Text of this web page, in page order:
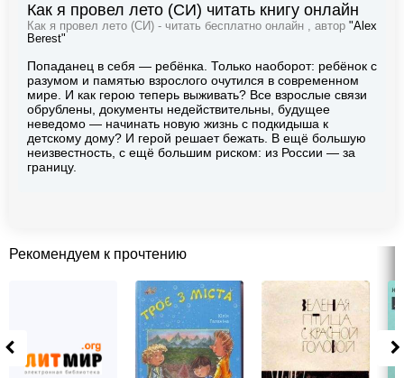
Как я провел лето (СИ) читать книгу онлайн
Как я провел лето (СИ) - читать бесплатно онлайн , автор "Alex
Berest"
Попаданец в себя — ребёнка. Только наоборот: ребёнок с
разумом и памятью взрослого очутился в современном
мире. И как герою теперь выживать? Все взрослые связи
обрублены, документы недействительны, будущее
неведомо — начинать новую жизнь с подкидыша к
детскому дому? И герой решает бежать. В ещё большую
неизвестность, с ещё большим риском: из России — за
границу.
Рекомендуем к прочтению